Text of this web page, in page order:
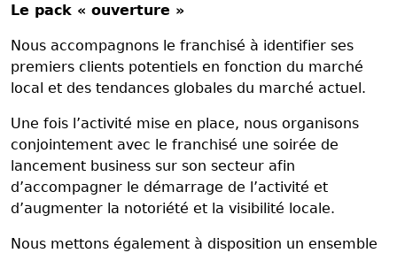
Le pack « ouverture »
Nous accompagnons le franchisé à identifier ses
premiers clients potentiels en fonction du marché
local et des tendances globales du marché actuel.
Une fois l’activité mise en place, nous organisons
conjointement avec le franchisé une soirée de
lancement business sur son secteur afin
d’accompagner le démarrage de l’activité et
d’augmenter la notoriété et la visibilité locale.
Nous mettons également à disposition un ensemble